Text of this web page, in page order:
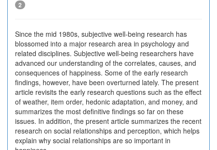
2
Since the mid 1980s, subjective well-being research has
blossomed into a major research area in psychology and
related disciplines. Subjective well-being researchers have
advanced our understanding of the correlates, causes, and
consequences of happiness. Some of the early research
findings, however, have been overturned lately. The present
article revisits the early research questions such as the effect
of weather, item order, hedonic adaptation, and money, and
summarizes the most definitive findings so far on these
issues. In addition, the present article summarizes the recent
research on social relationships and perception, which helps
explain why social relationships are so important in